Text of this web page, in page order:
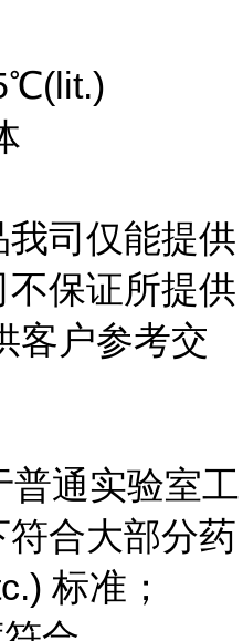
司仅能提供
保证所提供
客户参考交
普通实验室工
合大部分药
标准；